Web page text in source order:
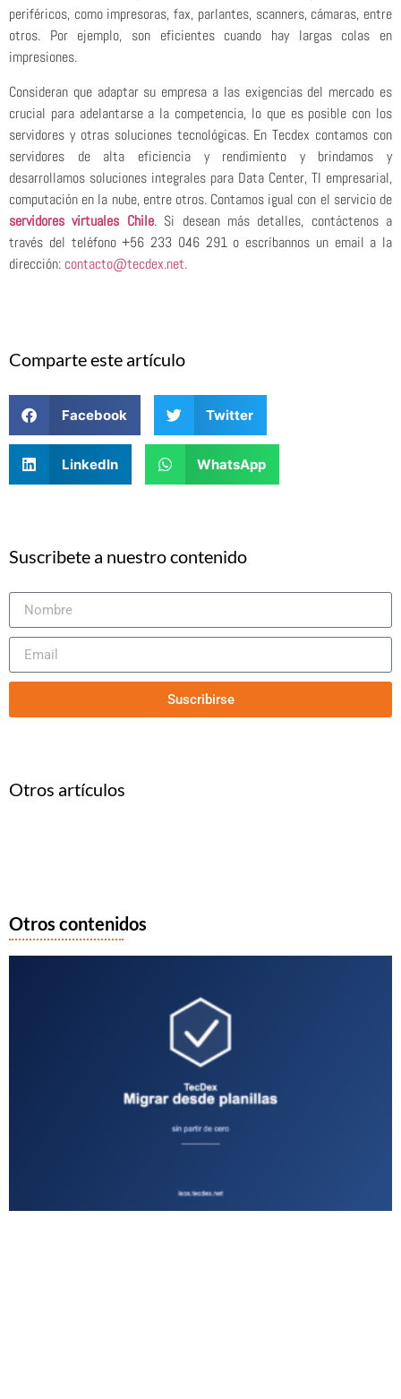
periféricos, como impresoras, fax, parlantes, scanners, cámaras, entre
otros. Por ejemplo, son eficientes cuando hay largas colas en
impresiones.
Consideran que adaptar su empresa a las exigencias del mercado es
crucial para adelantarse a la competencia, lo que es posible con los
servidores y otras soluciones tecnológicas. En Tecdex contamos con
servidores de alta eficiencia y rendimiento y brindamos y
desarrollamos soluciones integrales para Data Center, TI empresarial,
computación en la nube, entre otros. Contamos igual con el servicio de
servidores virtuales Chile. Si desean más detalles, contáctenos a
través del teléfono +56 233 046 291 o escríbannos un email a la
dirección: contacto@tecdex.net.
Comparte este artículo
Facebook Twitter
LinkedIn WhatsApp
Suscribete a nuestro contenido
Suscribirse
Otros artículos
Otros contenidos